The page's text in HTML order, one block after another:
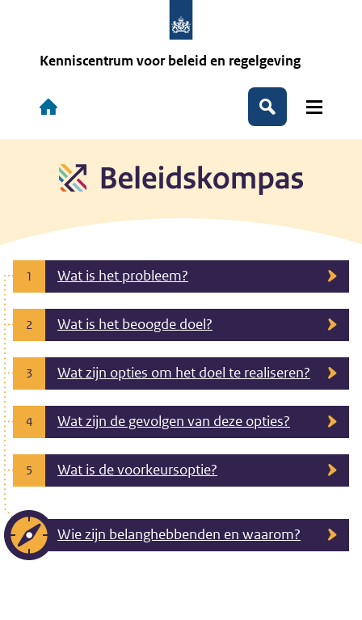
Kenniscentrum voor beleid en regelgeving
Hoofdnavigatie
Zoeken
1 Wat is het probleem?
2 Wat is het beoogde doel?
3 Wat zijn opties om het doel te realiseren?
4 Wat zijn de gevolgen van deze opties?
5 Wat is de voorkeursoptie?
Wie zijn belanghebbenden en waarom?